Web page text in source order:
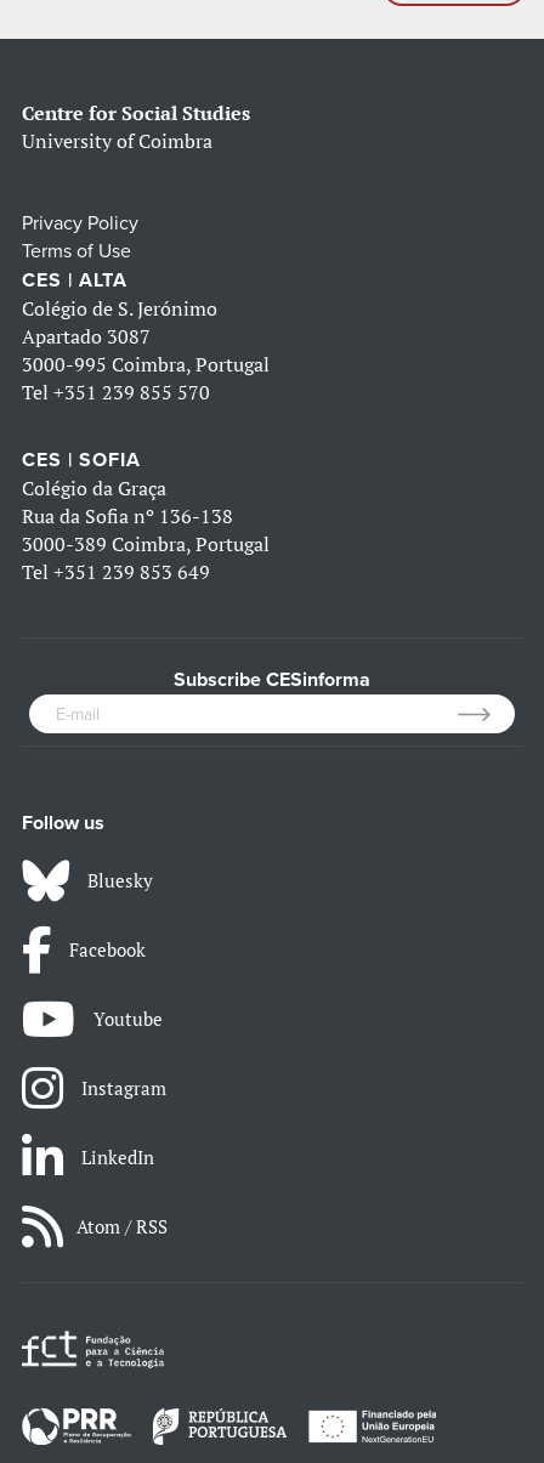
Centre for Social Studies
University of Coimbra
Privacy Policy
Terms of Use
CES | ALTA
Colégio de S. Jerónimo
Apartado 3087
3000-995 Coimbra, Portugal
Tel +351 239 855 570
CES | SOFIA
Colégio da Graça
Rua da Sofia nº 136-138
3000-389 Coimbra, Portugal
Tel +351 239 853 649
Subscribe CESinforma
Follow us
Bluesky
Facebook
Youtube
Instagram
LinkedIn
Atom / RSS